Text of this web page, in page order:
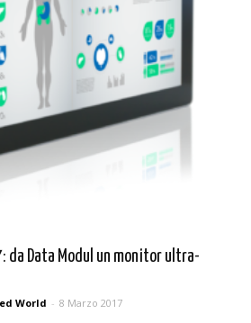
da Data Modul un monitor ultra-
World - 8 Marzo 2017